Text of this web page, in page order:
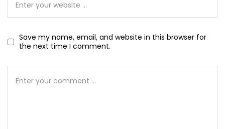
Save my name, email, and website in this browser for
the next time I comment.